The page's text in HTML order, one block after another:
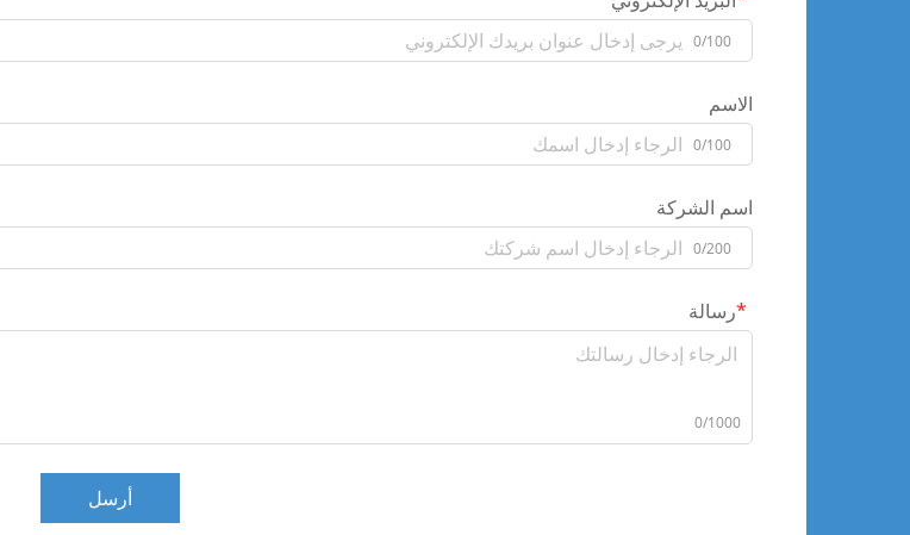
0/100
الاسم
0/100
اسم الشركة
0/200
رسالة
0/1000
أرسل